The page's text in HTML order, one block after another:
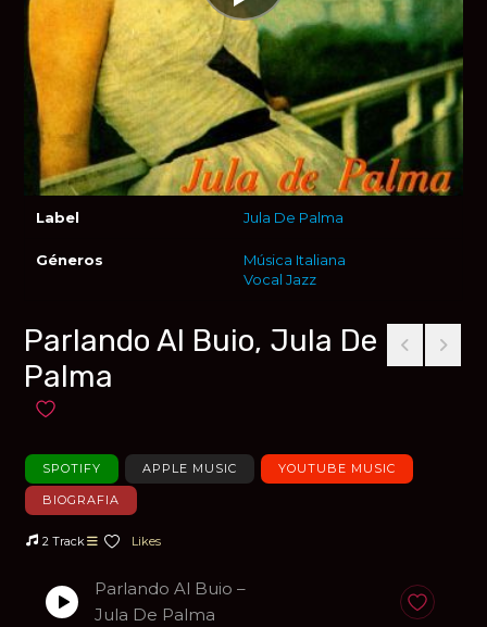
Label Jula De Palma
Géneros
Música Italiana
Vocal Jazz
Parlando Al Buio, Jula De
Palma
Añadir a favoritos
SPOTIFY APPLE MUSIC YOUTUBE MUSIC
BIOGRAFIA
2 Track Likes
Parlando Al Buio –
Jula De Palma
Anadir a